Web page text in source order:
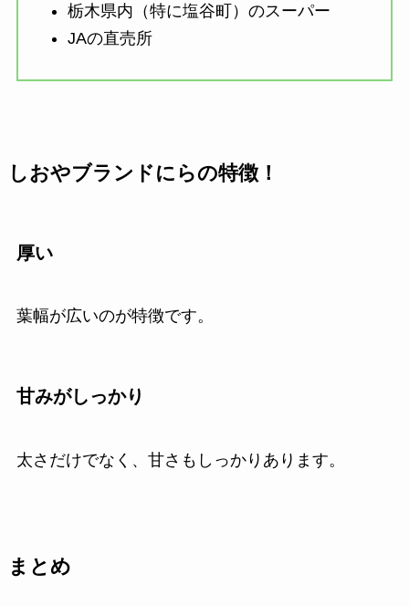
栃木県内（特に塩谷町）のスーパー
JAの直売所
しおやブランドにらの特徴！
厚い
葉幅が広いのが特徴です。
甘みがしっかり
太さだけでなく、甘さもしっかりあります。
まとめ